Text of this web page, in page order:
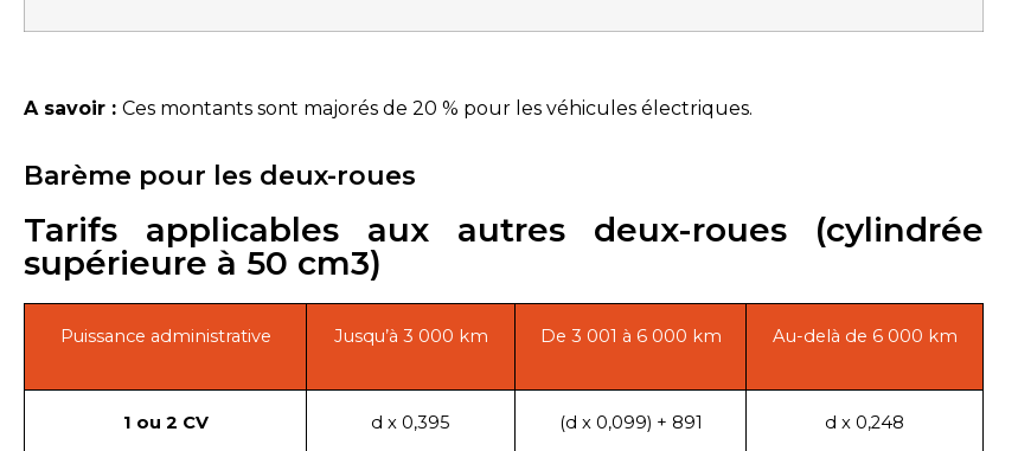
A savoir : Ces montants sont majorés de 20 % pour les véhicules électriques.
Barème pour les deux-roues
Tarifs applicables aux autres deux-roues (cylindrée
supérieure à 50 cm3)
Puissance administrative Jusqu’à 3 000 km De 3 001 à 6 000 km Au-delà de 6 000 km
1 ou 2 CV d x 0,395 (d x 0,099) + 891 d x 0,248